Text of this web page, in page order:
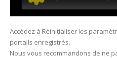
Accédez à Réinitialiser les
portails enregistrés.
Nous vous recommandons de ne